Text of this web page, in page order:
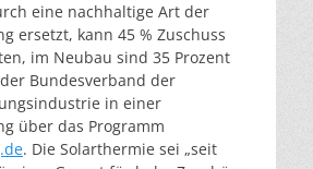
eine nachhaltige Art der
ersetzt, kann 45 % Zuschuss
im Neubau sind 35 Prozent
Bundesverband der
in einer
über das Programm
. Die Solarthermie sei „seit